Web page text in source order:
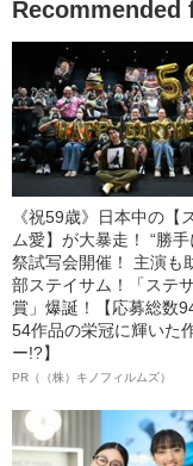
Recommended
《祝59歳》日本中の【
ム愛】が大暴走！ “勝手
祭試写会開催！ 主演も
部ステイサム！「ステ
賞」爆誕！【応募総数
54作品の栄冠に輝いた
ー!?】
PR（（株）キノフィルムズ）